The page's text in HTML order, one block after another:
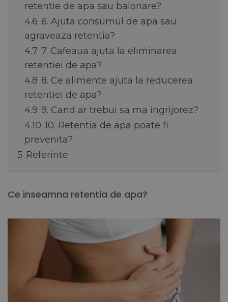
retentie de apa sau balonare?
4.6 6. Ajuta consumul de apa sau
agraveaza retentia?
4.7 7. Cafeaua ajuta la eliminarea
retentiei de apa?
4.8 8. Ce alimente ajuta la reducerea
retentiei de apa?
4.9 9. Cand ar trebui sa ma ingrijorez?
4.10 10. Retentia de apa poate fi
prevenita?
5 Referinte
Ce inseamna retentia de apa?